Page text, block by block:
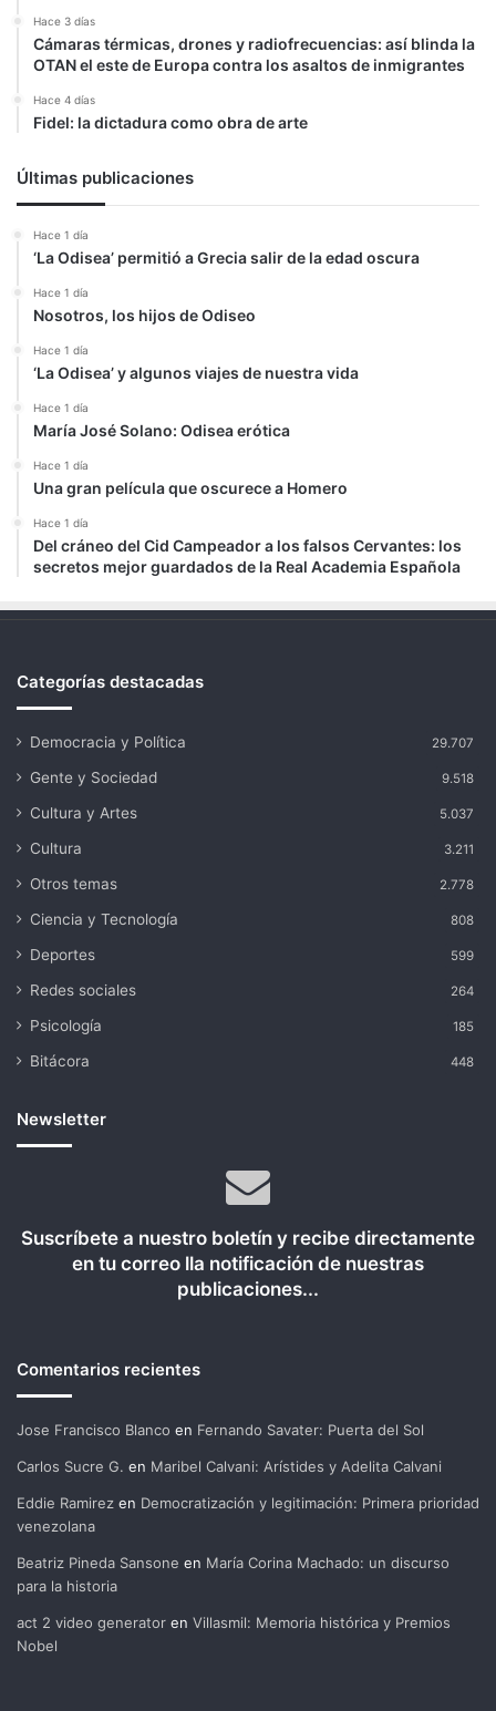
Hace 3 días
Cámaras térmicas, drones y radiofrecuencias: así blinda la
OTAN el este de Europa contra los asaltos de inmigrantes
Hace 4 días
Fidel: la dictadura como obra de arte
Últimas publicaciones
Hace 1 día
‘La Odisea’ permitió a Grecia salir de la edad oscura
Hace 1 día
Nosotros, los hijos de Odiseo
Hace 1 día
‘La Odisea’ y algunos viajes de nuestra vida
Hace 1 día
María José Solano: Odisea erótica
Hace 1 día
Una gran película que oscurece a Homero
Hace 1 día
Del cráneo del Cid Campeador a los falsos Cervantes: los
secretos mejor guardados de la Real Academia Española
Categorías destacadas
Democracia y Política 29.707
Gente y Sociedad 9.518
Cultura y Artes 5.037
Cultura 3.211
Otros temas 2.778
Ciencia y Tecnología 808
Deportes 599
Redes sociales 264
Psicología 185
Bitácora 448
Newsletter
Suscríbete a nuestro boletín y recibe directamente
en tu correo lla notificación de nuestras
publicaciones...
Comentarios recientes
Jose Francisco Blanco en Fernando Savater: Puerta del Sol
Carlos Sucre G. en Maribel Calvani: Arístides y Adelita Calvani
Eddie Ramirez en Democratización y legitimación: Primera prioridad
venezolana
Beatriz Pineda Sansone en María Corina Machado: un discurso
para la historia
act 2 video generator en Villasmil: Memoria histórica y Premios
Nobel